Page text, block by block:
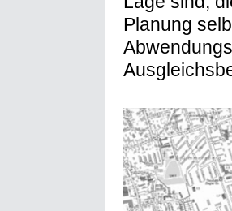
Planung